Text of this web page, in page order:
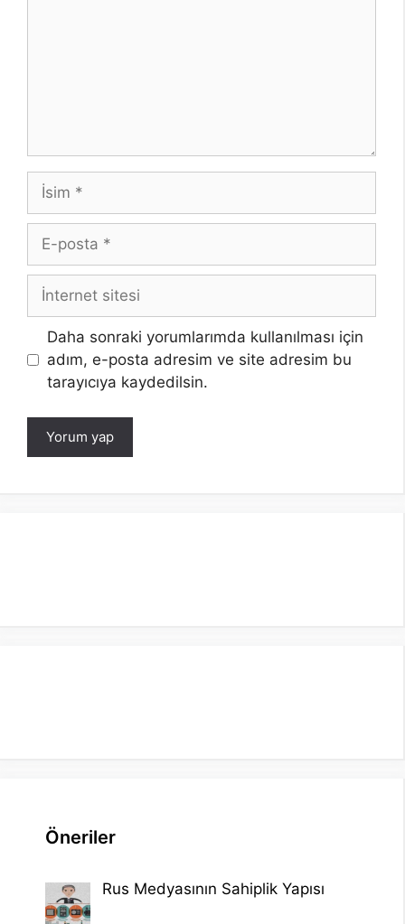
İsim
posta
İnternet
Daha sonraki yorumlarımda kullanılması için
adım, e-posta adresim ve site adresim bu
tarayıcıya kaydedilsin.
Öneriler
Rus Medyasının Sahiplik Yapısı